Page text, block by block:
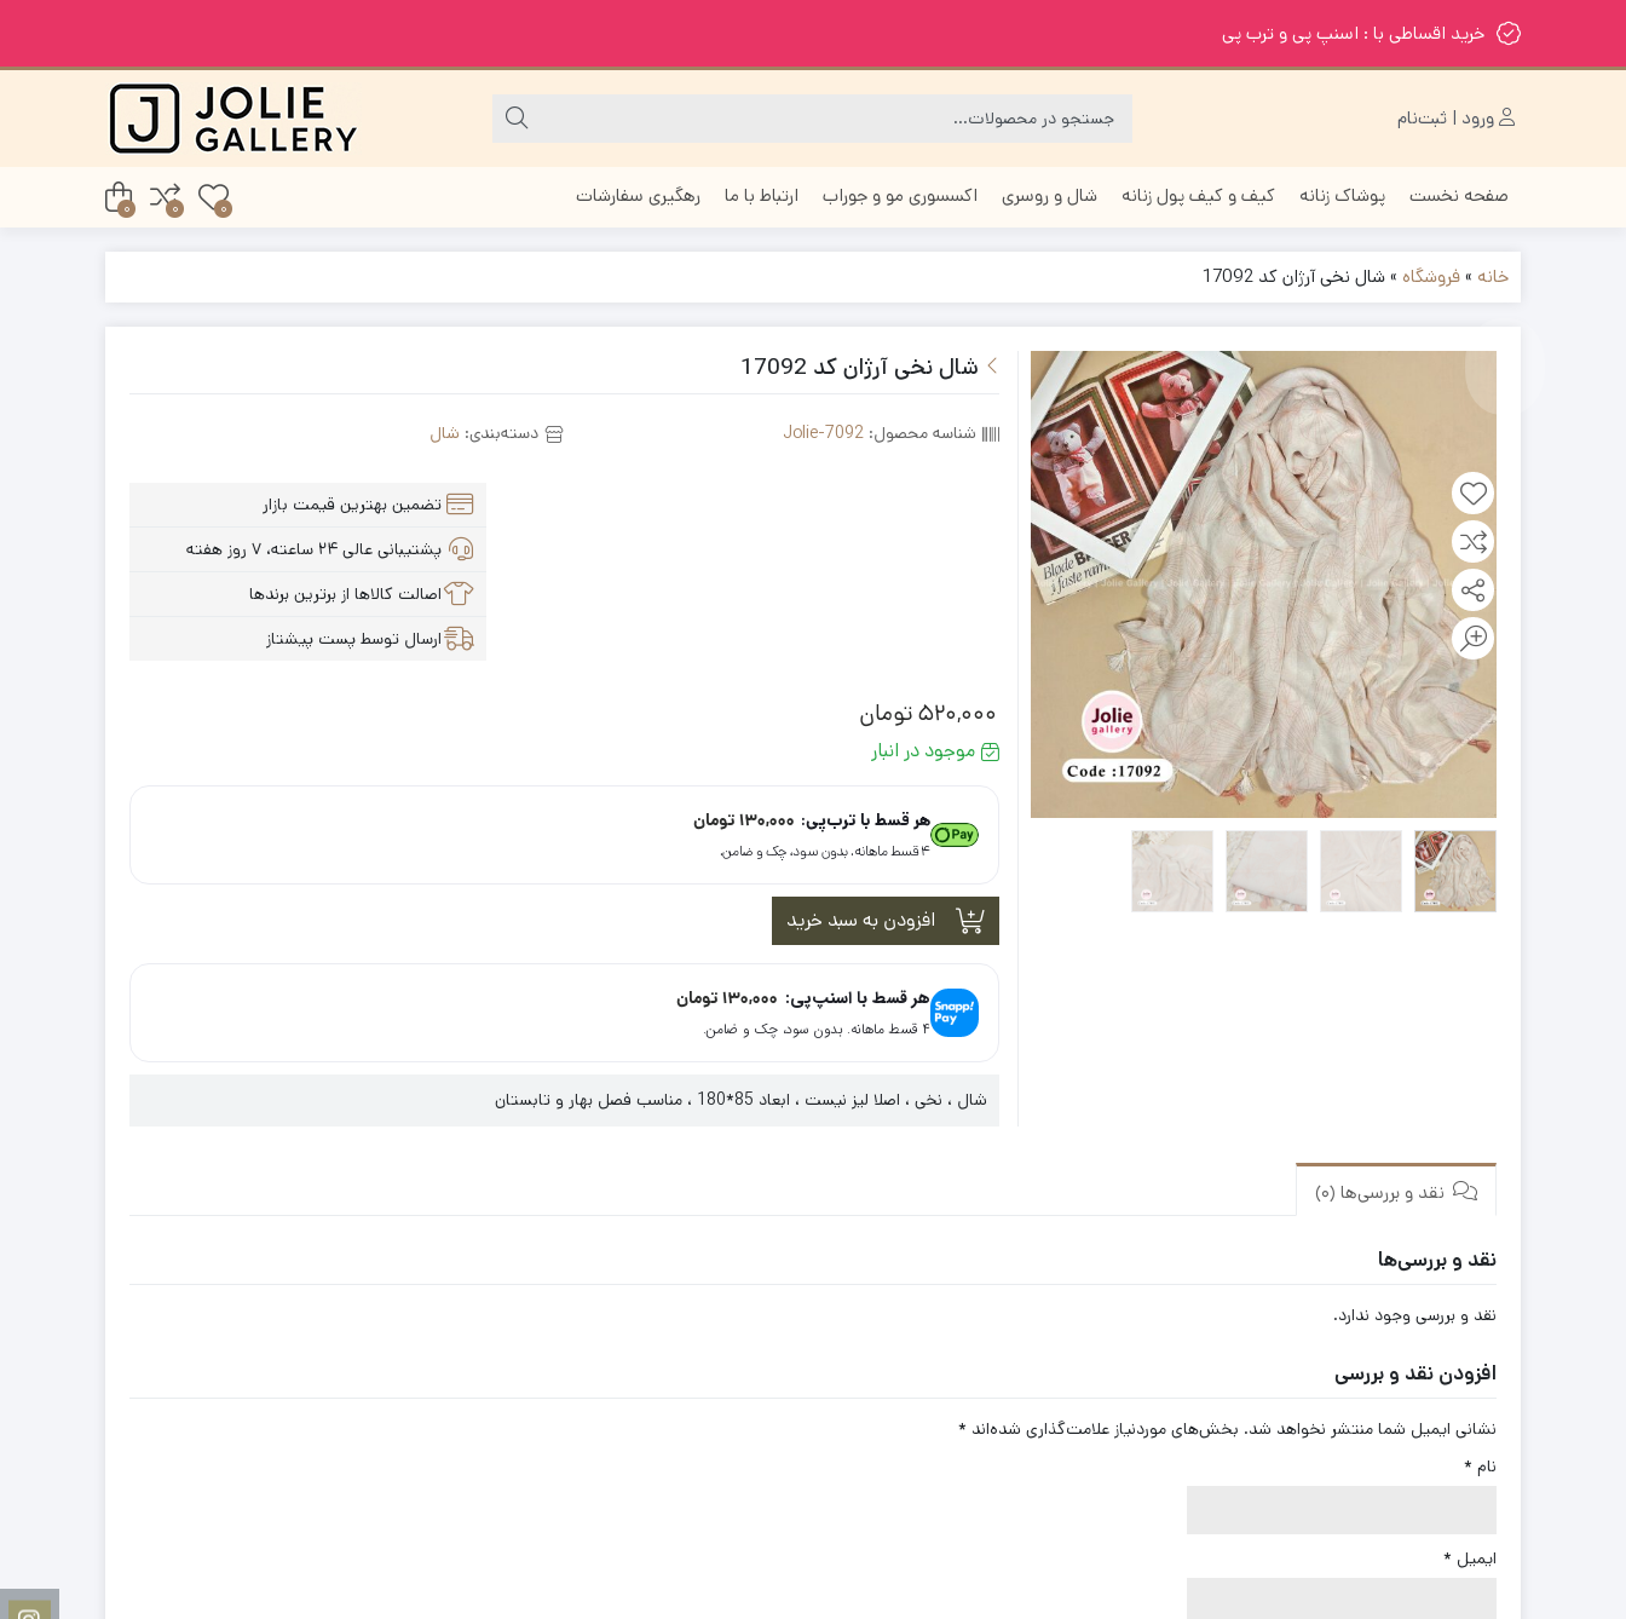
خرید اقساطی با : اسنپ پی و ترب پی
ورود | ثبت‌نام
صفحه نخست پوشاک زنانه کیف و کیف پول زنانه شال و روسری اکسسوری مو و جوراب ارتباط با ما رهگیری سفارشات
0
0
0
خانه »فروشگاه »شال نخی آرژان کد 17092
شال نخی آرژان کد 17092
شناسه محصول:Jolie-7092 دسته‌بندی: شال
تضمین بهترین قیمت بازار
پشتیبانی عالی ۲۴ ساعته، ۷ روز هفته
اصالت کالاها از برترین برندها
ارسال توسط پست پیشتاز
520,000 تومان
موجود در انبار
هر قسط با ترب‌پی: 130,000 تومان
۴ قسط ماهانه. بدون سود، چک و ضامن.
افزودن به سبد خرید
هر قسط با اسنپ‌پی: 130,000 تومان
۴ قسط ماهانه. بدون سود، چک و ضامن.
شال ، نخی ، اصلا لیز نیست ، ابعاد 85*180 ، مناسب فصل بهار و تابستان
نقد و بررسی‌ها (0)
نقد و بررسی‌ها
نقد و بررسی وجود ندارد.
افزودن نقد و بررسی
نشانی ایمیل شما منتشر نخواهد شد. بخش‌های موردنیاز علامت‌گذاری شده‌اند *
نام *
ایمیل *